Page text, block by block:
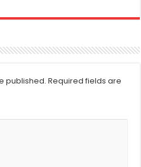
published. Required fields are